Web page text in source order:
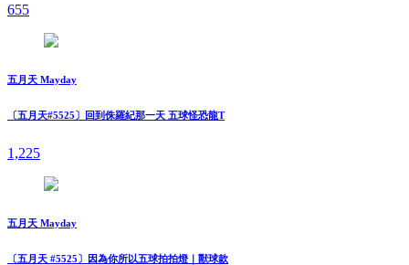
655
五月天 Mayday
〔五月天#5525〕回到侏羅紀那一天 五球怪恐龍T
1,225
五月天 Mayday
〔五月天 #5525〕因為你所以五球拍拍燈｜獸球款